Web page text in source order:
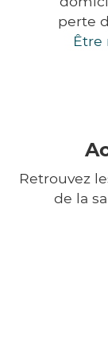
perte
Être
Retrouvez
de la